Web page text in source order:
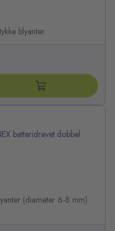
blyanter.
batteridrevet dobbel
(diameter 6-8 mm)